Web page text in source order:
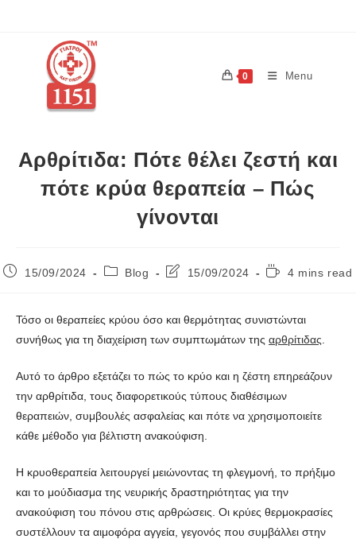
0 Menu
Αρθρίτιδα: Πότε θέλει ζεστή και
πότε κρύα θεραπεία – Πώς
γίνονται
15/09/2024 Blog 15/09/2024 4 mins read
Τόσο οι θεραπείες κρύου όσο και θερμότητας συνιστώνται
συνήθως για τη διαχείριση των συμπτωμάτων της αρθρίτιδας
Αυτό το άρθρο εξετάζει το πώς το κρύο και η ζέστη επηρεάζουν
την αρθρίτιδα, τους διαφορετικούς τύπους διαθέσιμων
θεραπειών, συμβουλές ασφαλείας και πότε να χρησιμοποιείτε
κάθε μέθοδο για βέλτιστη ανακούφιση.
Η κρυοθεραπεία λειτουργεί μειώνοντας τη φλεγμονή, το πρήξιμο
και το μούδιασμα της νευρικής δραστηριότητας για την
ανακούφιση του πόνου στις αρθρώσεις. Οι κρύες θερμοκρασίες
συστέλλουν τα αιμοφόρα αγγεία, γεγονός που συμβάλλει στην